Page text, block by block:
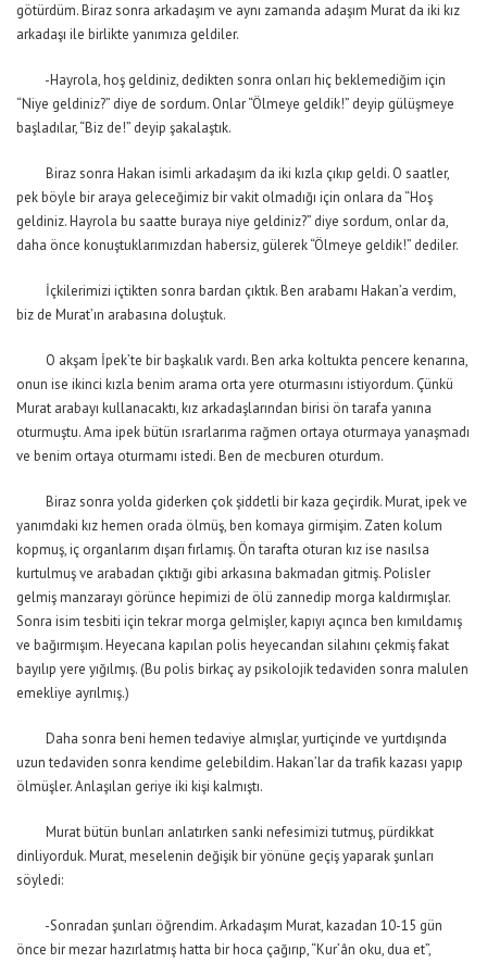
götürdüm. Biraz sonra arkadaşım ve aynı zamanda adaşım Murat da iki kız
arkadaşı ile birlikte yanımıza geldiler.
-Hayrola, hoş geldiniz, dedikten sonra onları hiç beklemediğim için
“Niye geldiniz?” diye de sordum. Onlar “Ölmeye geldik!” deyip gülüşmeye
başladılar, “Biz de!” deyip şakalaştık.
Biraz sonra Hakan isimli arkadaşım da iki kızla çıkıp geldi. O saatler,
pek böyle bir araya geleceğimiz bir vakit olmadığı için onlara da “Hoş
geldiniz. Hayrola bu saatte buraya niye geldiniz?” diye sordum, onlar da,
daha önce konuştuklarımızdan habersiz, gülerek “Ölmeye geldik!” dediler.
İçkilerimizi içtikten sonra bardan çıktık. Ben arabamı Hakan’a verdim,
biz de Murat’ın arabasına doluştuk.
O akşam İpek’te bir başkalık vardı. Ben arka koltukta pencere kenarına,
onun ise ikinci kızla benim arama orta yere oturmasını istiyordum. Çünkü
Murat arabayı kullanacaktı, kız arkadaşlarından birisi ön tarafa yanına
oturmuştu. Ama ipek bütün ısrarlarıma rağmen ortaya oturmaya yanaşmadı
ve benim ortaya oturmamı istedi. Ben de mecburen oturdum.
Biraz sonra yolda giderken çok şiddetli bir kaza geçirdik. Murat, ipek ve
yanımdaki kız hemen orada ölmüş, ben komaya girmişim. Zaten kolum
kopmuş, iç organlarım dışarı fırlamış. Ön tarafta oturan kız ise nasılsa
kurtulmuş ve arabadan çıktığı gibi arkasına bakmadan gitmiş. Polisler
gelmiş manzarayı görünce hepimizi de ölü zannedip morga kaldırmışlar.
Sonra isim tesbiti için tekrar morga gelmişler, kapıyı açınca ben kımıldamış
ve bağırmışım. Heyecana kapılan polis heyecandan silahını çekmiş fakat
bayılıp yere yığılmış. (Bu polis birkaç ay psikolojik tedaviden sonra malulen
emekliye ayrılmış.)
Daha sonra beni hemen tedaviye almışlar, yurtiçinde ve yurtdışında
uzun tedaviden sonra kendime gelebildim. Hakan’lar da trafik kazası yapıp
ölmüşler. Anlaşılan geriye iki kişi kalmıştı.
Murat bütün bunları anlatırken sanki nefesimizi tutmuş, pürdikkat
dinliyorduk. Murat, meselenin değişik bir yönüne geçiş yaparak şunları
söyledi:
-Sonradan şunları öğrendim. Arkadaşım Murat, kazadan 10-15 gün
önce bir mezar hazırlatmış hatta bir hoca çağırıp, “Kur’ân oku, dua et”,